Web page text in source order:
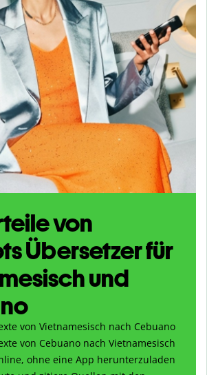
von
Übersetzer für
und
von Vietnamesisch nach Cebuano
von Cebuano nach Vietnamesisch
ohne eine App herunterzuladen